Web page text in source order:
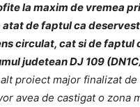
la maxim de vremea
de faptul ca
circulat, cat si de faptul
judetean DJ 109
proiect major finalizat
avea de castigat o zona